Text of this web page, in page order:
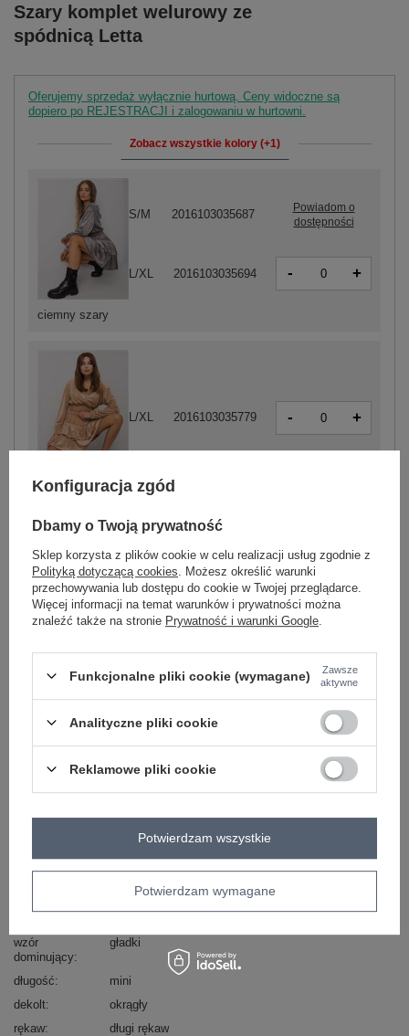
Szary komplet welurowy ze
spódnicą Letta
Oferujemy sprzedaż wyłącznie hurtową. Ceny widoczne są
dopiero po REJESTRACJI i zalogowaniu w hurtowni.
Zobacz wszystkie kolory (+1)
ciemny beżowy
L/XL 2016103035779 - +
ciemny szary
S/M 2016103035687
Powiadom o
dostępności
L/XL 2016103035694 - +
L/XL 2016103035670 - +
ZALOGUJ SIĘ I ZOBACZ CENĘ
Masz pytanie? Chętnie pomożemy.
+48 601 547 740 Zadaj pytanie
FA-KMPL-7315.92
wzór
dominujący
gładki
długość
mini
dekolt
okrągły
rękaw
długi rękaw
Konfiguracja zgód
Dbamy o Twoją prywatność
Sklep korzysta z plików cookie w celu realizacji usług zgodnie z
Polityką dotyczącą cookies . Możesz określić warunki
przechowywania lub dostępu do cookie w Twojej przeglądarce.
Więcej informacji na temat warunków i prywatności można
znaleźć także na stronie Prywatność i warunki Google
Funkcjonalne pliki cookie (wymagane)
Zawsze
aktywne
Analityczne pliki cookie
Reklamowe pliki cookie
Potwierdzam wymagane
Potwierdzam wszystkie